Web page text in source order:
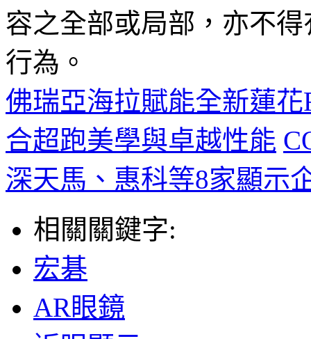
容之全部或局部，亦不
行為。
佛瑞亞海拉賦能全新蓮
合超跑美學與卓越性能
深天馬、惠科等8家顯示
相關關鍵字:
宏碁
AR眼鏡